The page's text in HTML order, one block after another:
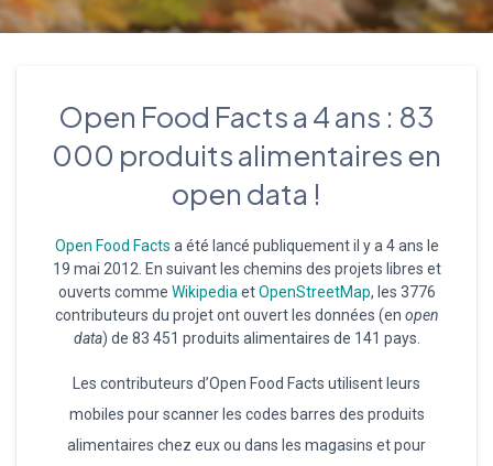
Open Food Facts a 4 ans : 83
000 produits alimentaires en
open data !
Open Food Facts a été lancé publiquement il y a 4 ans le
19 mai 2012. En suivant les chemins des projets libres et
ouverts comme Wikipedia etOpenStreetMap, les 3776
contributeurs du projet ont ouvert les données (en open
data) de 83 451 produits alimentaires de 141 pays.
Les contributeurs d’Open Food Facts utilisent leurs
mobiles pour scanner les codes barres des produits
alimentaires chez eux ou dans les magasins et pour